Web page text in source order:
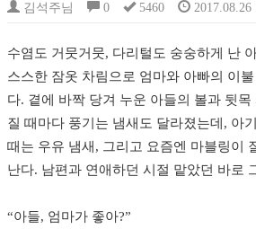
김석주님 0 5460 2017.08.26
수염도 거뭇거뭇, 다리털도 숭숭하게 난
스스한 잠옷 차림으로 엄마와 아빠의 이
다. 곁에 바짝 당겨 누운 아들의 볼과 뒷목
질 때마다 풍기는 냄새도 달라졌는데, 아
때는 우유 냄새, 그리고 요즘엔 마블링이
난다. 남편과 연애하던 시절 맡았던 바로
“아들, 엄마가 좋아?”